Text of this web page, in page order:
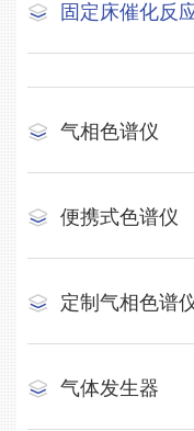
固定床催化反
气相色谱仪
便携式色谱仪
定制气相色谱
气体发生器